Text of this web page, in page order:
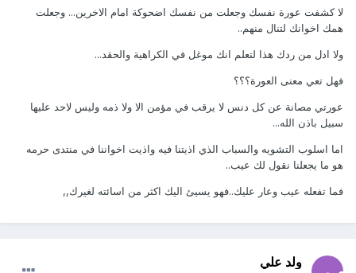
لا كشفت عورة نفسك وجعلت من نفسك اضحوكة امام الاخرين... وجعلت
همك اخوانك لتنال منهم..
ولا ادل من ردك هذا لتعلم انك موغل في الكراهية والحقد...
فهل تعي معنى العورة؟؟؟
عورتي مصانة عن كل دنس لا يرقب في مؤمن الا ولا ذمه وليس لاحد عليها
سبيل باذن الله...
اما اسلوب التشويه والسباب الذي اذيتنا فيه واذيت اخواننا في منتدى حرمه
هو ما يجعلنا نقول لك عيب..
فما تفعله عيب وعار عليك..فهو يسيئ اليك اكثر من اسائته لغيرك,,
ولد علي